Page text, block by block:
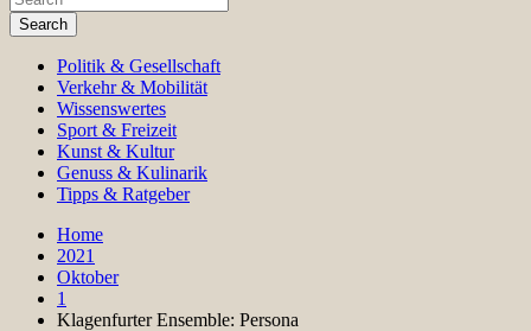
Search
Politik & Gesellschaft
Verkehr & Mobilität
Wissenswertes
Sport & Freizeit
Kunst & Kultur
Genuss & Kulinarik
Tipps & Ratgeber
Home
2021
Oktober
1
Klagenfurter Ensemble: Persona